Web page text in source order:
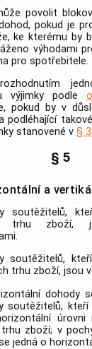
povolit
pokud je
ke kterému by
výhodami
pro spotřebitele.
výjimky podle
pokud by v
podléhající
stanovené v §
§ 5
a
soutěžitelů,
trhu zboží,
soutěžitelů,
trhu zboží, jsou
dohody
soutěžitelů, kteří
trhu zboží; v
jedná o